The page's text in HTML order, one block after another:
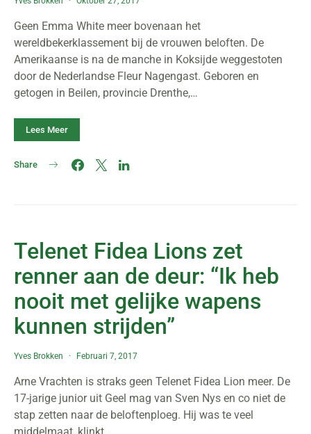
Geen Emma White meer bovenaan het
wereldbekerklassement bij de vrouwen beloften. De
Amerikaanse is na de manche in Koksijde weggestoten
door de Nederlandse Fleur Nagengast. Geboren en
getogen in Beilen, provincie Drenthe,…
Lees Meer
Share
Telenet Fidea Lions zet
renner aan de deur: “Ik heb
nooit met gelijke wapens
kunnen strijden”
Yves Brokken Februari 7, 2017
Arne Vrachten is straks geen Telenet Fidea Lion meer. De
17-jarige junior uit Geel mag van Sven Nys en co niet de
stap zetten naar de beloftenploeg. Hij was te veel